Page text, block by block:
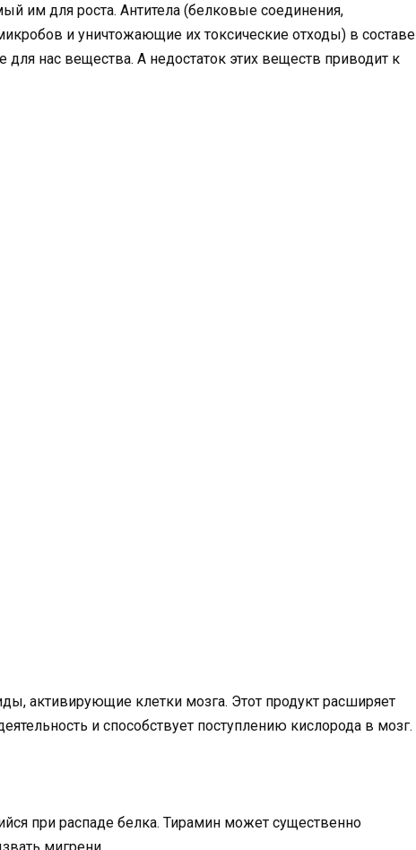
им для роста. Антитела (белковые соединения,
и уничтожающие их токсические отходы) в составе
для нас вещества. А недостаток этих веществ приводит к
активирующие клетки мозга. Этот продукт расширяет
и способствует поступлению кислорода в мозг.
при распаде белка. Тирамин может существенно